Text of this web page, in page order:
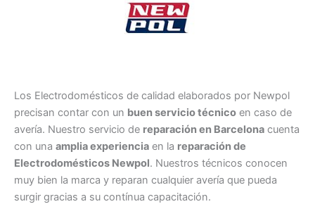
Los Electrodomésticos de calidad elaborados por Newpol
precisan contar con un buen servicio técnico en caso de
avería. Nuestro servicio de reparación en Barcelona cuenta
con una amplia experiencia en la reparación de
Electrodomésticos Newpol. Nuestros técnicos conocen
muy bien la marca y reparan cualquier avería que pueda
surgir gracias a su contínua capacitación.